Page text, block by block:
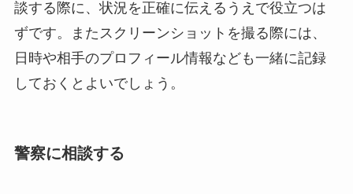
談する際に、状況を正確に伝えるうえで役立つは
ずです。またスクリーンショットを撮る際には、
日時や相手のプロフィール情報なども一緒に記録
しておくとよいでしょう。
警察に相談する